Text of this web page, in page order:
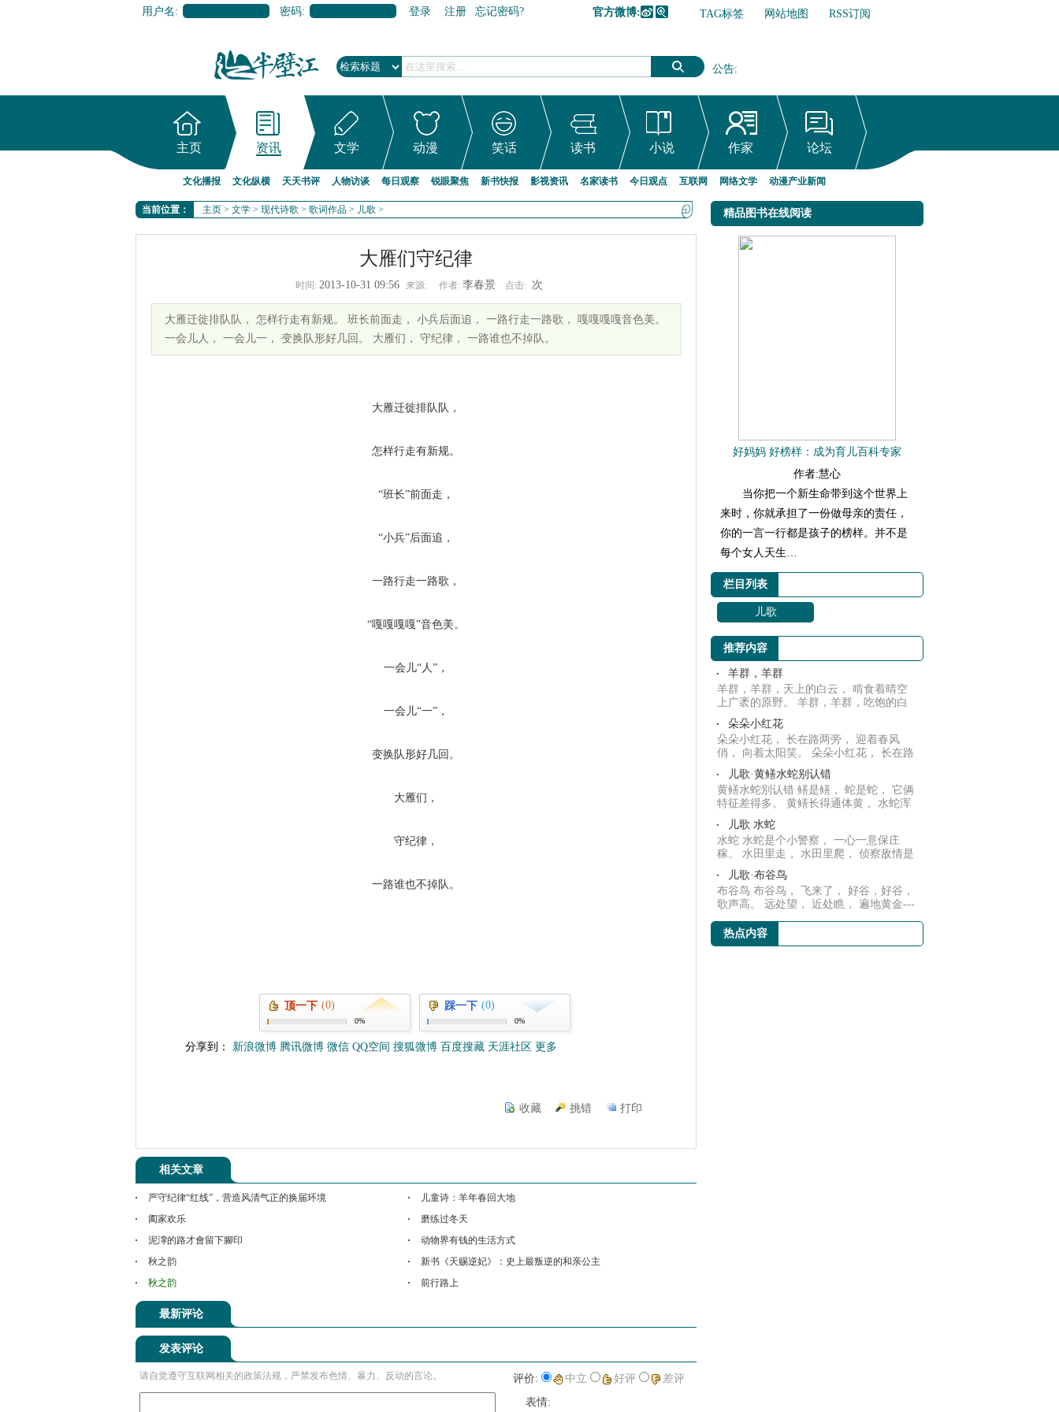
用户名: 密码: 登录 注册 忘记密码? 官方微博: TAG标签 网站地图
RSS订阅
公告:
网络文学行业自律倡议书
主页 资讯 文学 动漫 笑话 读书 小说 作家 论坛
文化播报 文化纵横 天天书评 人物访谈 每日观察 锐眼聚焦 新书快报 影视资讯 名家读书 今日观点 互联网 网络文学 动漫产业新闻
当前位置： 主页 > 文学 > 现代诗歌 > 歌词作品 > 儿歌 >
大雁们守纪律
时间: 2013-10-31 09:56 来源: 作者: 李春景 点击: 次
大雁迁徙排队队， 怎样行走有新规。 班长前面走， 小兵后面追， 一路行走一路歌， 嘎嘎嘎嘎音色美。
一会儿人， 一会儿一， 变换队形好几回。 大雁们， 守纪律， 一路谁也不掉队。
大雁迁徙排队队，
怎样行走有新规。
“班长”前面走，
“小兵”后面追，
一路行走一路歌，
“嘎嘎嘎嘎”音色美。
一会儿“人”，
一会儿“一”，
变换队形好几回。
大雁们，
守纪律，
一路谁也不掉队。
顶一下 (0)
0%
踩一下 (0)
0%
分享到： 新浪微博 腾讯微博 微信 QQ空间 搜狐微博 百度搜藏 天涯社区 更多
收藏 挑错 打印
相关文章
严守纪律“红线”，营造风清气正的换届环境
儿童诗：羊年春回大地
阖家欢乐
磨练过冬天
泥濘的路才會留下腳印
动物界有钱的生活方式
秋之韵
新书《天赐逆妃》：史上最叛逆的和亲公主
秋之韵
前行路上
最新评论
发表评论
请自觉遵守互联网相关的政策法规，严禁发布色情、暴力、反动的言论。 评价: 中立 好评
差评
表情:
精品图书在线阅读
好妈妈 好榜样：成为育儿百科专家
作者:慧心
当你把一个新生命带到这个世界上
来时，你就承担了一份做母亲的责任，
你的一言一行都是孩子的榜样。并不是
每个女人天生…
栏目列表
儿歌
推荐内容
羊群，羊群
羊群，羊群，天上的白云， 啃食着晴空
上广袤的原野。 羊群，羊群，吃饱的白
云， 把头...
朵朵小红花
朵朵小红花， 长在路两旁， 迎着春风
俏， 向着太阳笑。 朵朵小红花， 长在路
两旁， 我...
儿歌·黄鳝水蛇别认错
黄鳝水蛇別认错 鳝是鳝， 蛇是蛇， 它俩
特征差得多。 黄鳝长得通体黄， 水蛇浑
身花衣...
儿歌 水蛇
水蛇 水蛇是个小警察， 一心一意保庄
稼。 水田里走， 水田里爬， 侦察敌情是
行家。 抓...
儿歌·布谷鸟
布谷鸟 布谷鸟， 飞来了， 好谷，好谷，
歌声高。 远处望， 近处瞧， 遍地黄金---
热点内容